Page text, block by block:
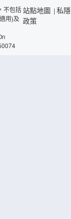
不包括
用)及
站點地圖 | 私隱
政策